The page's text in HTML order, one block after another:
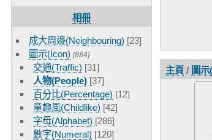
相冊
成大周邊(Neighbouring) [23]
圖示(Icon) [884]
交通(Traffic) [31]
人物(People) [37]
百分比(Percentage) [12]
童趣風(Childlike) [42]
字母(Alphabet) [286]
數字(Numeral) [120]
主頁 / 圖